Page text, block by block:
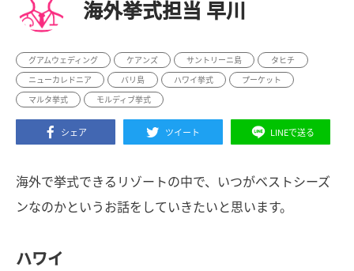
海外挙式担当 早川
グアムウェディング ケアンズ サントリーニ島
タヒチ
ニューカレドニア
バリ島 ハワイ挙式
プーケット
マルタ挙式
モルディブ挙式
シェア ツイート LINEで送る
海外で挙式できるリゾートの中で、いつがベストシーズ
ンなのかというお話をしていきたいと思います。
ハワイ